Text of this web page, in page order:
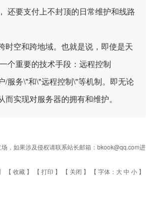
要支付上不封顶的日常维护和线路
空和跨地域。也就是说，即使是天
个重要的技术手段：远程控制
/服务\"和\"远程控制\"等机制。即无论
实现对服务器的拥有和维护。
，如果涉及侵权请联系站长邮箱：bkook@qq.com进
【 收藏 】 【 打印 】 【 关闭 】 【 字体： 大中 小 】